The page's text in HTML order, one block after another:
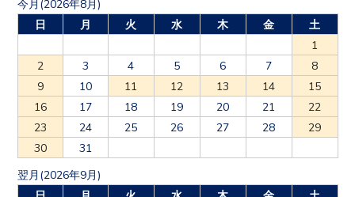
日
月 火 水 木 金
土
1
2
3 4 5 6 7
8
9
10 11 12 13 14
15
16
17 18 19 20 21
22
23
24 25 26 27 28
29
30
31
日
月 火 水 木 金
土